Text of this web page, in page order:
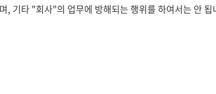
기타 "회사"의 업무에 방해되는 행위를 하여서는 안 됩